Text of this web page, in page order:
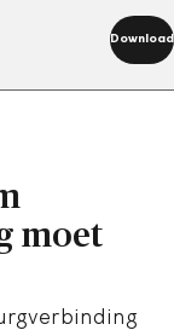
Download
moet